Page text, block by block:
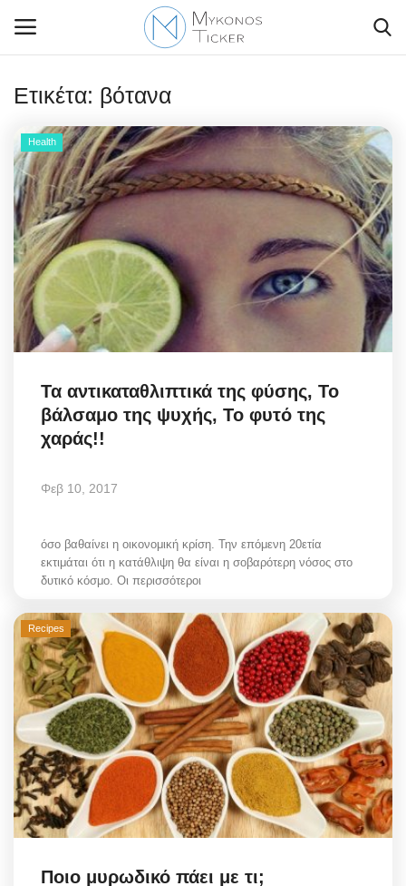
Contact Us
Politique
Business
Travel
World
Style Adorés
Mykonos
Sport
Sustainability
Health
In Pictures
Science & Tech
Ετικέτα: βότανα
Health
Τα αντικαταθλιπτικά της φύσης, Το
βάλσαμο της ψυχής, Το φυτό της
χαράς!!
Φεβ 10, 2017
όσο βαθαίνει η οικονομική κρίση. Την επόμενη 20ετία
εκτιμάται ότι η κατάθλιψη θα είναι η σοβαρότερη νόσος στο
δυτικό κόσμο. Οι περισσότεροι
Recipes
Ποιο μυρωδικό πάει με τι;